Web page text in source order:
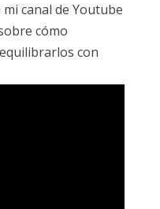
canal de Youtube
cómo
con